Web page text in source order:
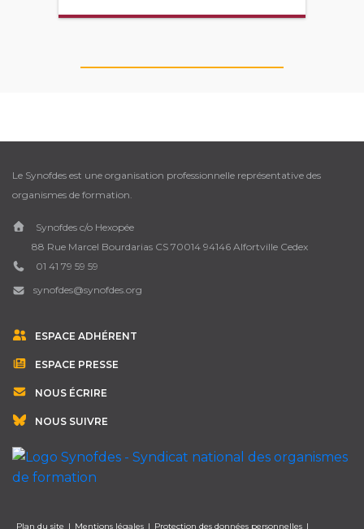
Le Synofdes est une organisation professionnelle représentative des
organismes de formation.
Synofdes c/o Hexopée
88 Rue Marcel Bourdarias CS 70014 94146 Alfortville Cedex
01 41 79 59 59
synofdes@synofdes.org
ESPACE ADHÉRENT
ESPACE PRESSE
NOUS ÉCRIRE
NOUS SUIVRE
Plan du site | Mentions légales | Protection des données personnelles |